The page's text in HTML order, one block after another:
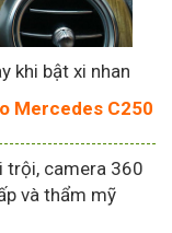
khi bật xi nhan
Mercedes C250
trội, camera 360
và thẩm mỹ